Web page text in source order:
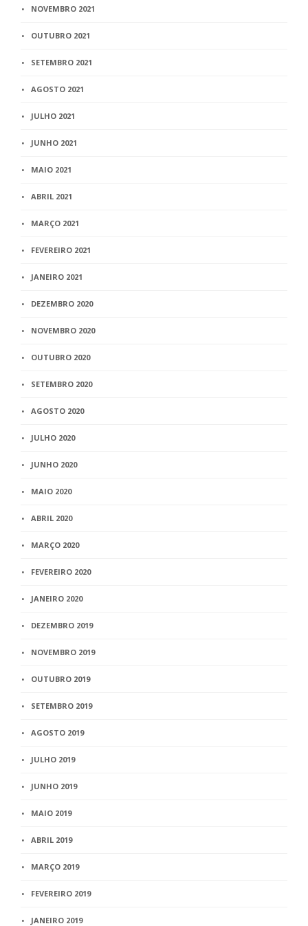
NOVEMBRO 2021
OUTUBRO 2021
SETEMBRO 2021
AGOSTO 2021
JULHO 2021
JUNHO 2021
MAIO 2021
ABRIL 2021
MARÇO 2021
FEVEREIRO 2021
JANEIRO 2021
DEZEMBRO 2020
NOVEMBRO 2020
OUTUBRO 2020
SETEMBRO 2020
AGOSTO 2020
JULHO 2020
JUNHO 2020
MAIO 2020
ABRIL 2020
MARÇO 2020
FEVEREIRO 2020
JANEIRO 2020
DEZEMBRO 2019
NOVEMBRO 2019
OUTUBRO 2019
SETEMBRO 2019
AGOSTO 2019
JULHO 2019
JUNHO 2019
MAIO 2019
ABRIL 2019
MARÇO 2019
FEVEREIRO 2019
JANEIRO 2019